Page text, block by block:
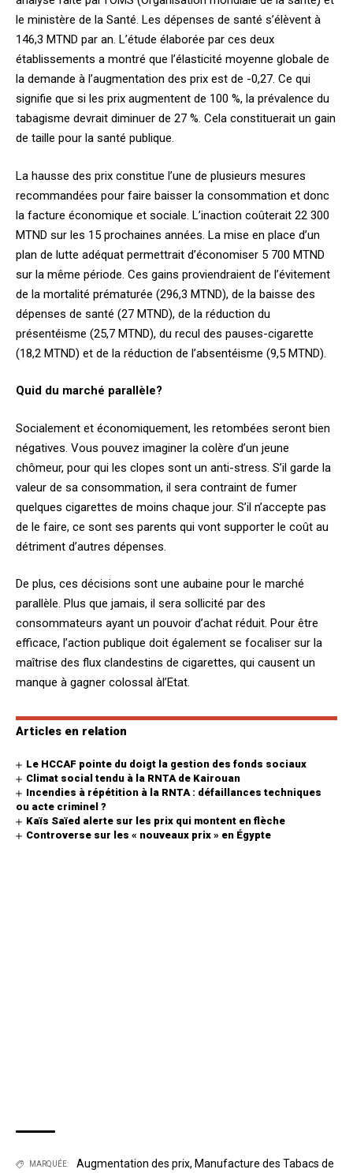
le ministère de la Santé. Les dépenses de santé s’élèvent à
146,3 MTND par an. L’étude élaborée par ces deux
établissements a montré que l’élasticité moyenne globale de
la demande à l’augmentation des prix est de -0,27. Ce qui
signifie que si les prix augmentent de 100 %, la prévalence du
tabagisme devrait diminuer de 27 %. Cela constituerait un gain
de taille pour la santé publique.
La hausse des prix constitue l’une de plusieurs mesures
recommandées pour faire baisser la consommation et donc
la facture économique et sociale. L’inaction coûterait 22 300
MTND sur les 15 prochaines années. La mise en place d’un
plan de lutte adéquat permettrait d’économiser 5 700 MTND
sur la même période. Ces gains proviendraient de l’évitement
de la mortalité prématurée (296,3 MTND), de la baisse des
dépenses de santé (27 MTND), de la réduction du
présentéisme (25,7 MTND), du recul des pauses-cigarette
(18,2 MTND) et de la réduction de l’absentéisme (9,5 MTND).
Quid du marché parallèle?
Socialement et économiquement, les retombées seront bien
négatives. Vous pouvez imaginer la colère d’un jeune
chômeur, pour qui les clopes sont un anti-stress. S’il garde la
valeur de sa consommation, il sera contraint de fumer
quelques cigarettes de moins chaque jour. S’il n’accepte pas
de le faire, ce sont ses parents qui vont supporter le coût au
détriment d’autres dépenses.
De plus, ces décisions sont une aubaine pour le marché
parallèle. Plus que jamais, il sera sollicité par des
consommateurs ayant un pouvoir d’achat réduit. Pour être
efficace, l’action publique doit également se focaliser sur la
maîtrise des flux clandestins de cigarettes, qui causent un
manque à gagner colossal àl’Etat.
Articles en relation
Le HCCAF pointe du doigt la gestion des fonds sociaux
Climat social tendu à la RNTA de Kairouan
Incendies à répétition à la RNTA : défaillances techniques
ou acte criminel ?
Kaïs Saïed alerte sur les prix qui montent en flèche
Controverse sur les « nouveaux prix » en Égypte
MARQUÉE: Augmentation des prix, Manufacture des Tabacs de